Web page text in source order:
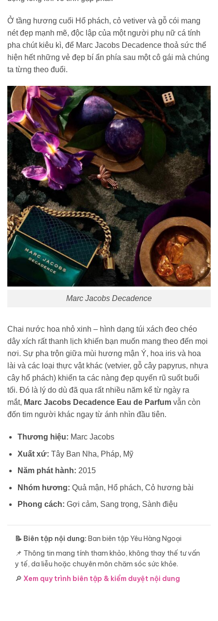
Ở tầng hương cuối Hổ phách, cỏ vetiver và gỗ cói mang
nét đẹp mạnh mẽ, độc lập của một người phụ nữ cá tính
pha chút kiêu kì, để Marc Jacobs Decadence thoả sức thể
hiện hết những vẻ đẹp bí ẩn phía sau một cô gái mà chúng
ta từng theo đuổi.
Marc Jacobs Decadence
Chai nước hoa nhỏ xinh – hình dạng túi xách đeo chéo
dây xích rất thanh lịch khiến bạn muốn mang theo đến mọi
nơi. Sự pha trộn giữa mùi hương mận Ý, hoa iris và hoa
lài và các loại thực vật khác (vetvier, gỗ cây papyrus, nhựa
cây hổ phách) khiến ta các nàng đẹp quyến rũ suốt buổi
tối. Đó là lý do dù đã qua rất nhiều năm kể từ ngày ra
mắt, Marc Jacobs Decadence Eau de Parfum vẫn còn
đốn tim người khác ngay từ ánh nhìn đầu tiên.
Thương hiệu: Marc Jacobs
Xuất xứ: Tây Ban Nha, Pháp, Mỹ
Năm phát hành: 2015
Nhóm hương: Quả mận, Hổ phách, Cỏ hương bài
Phong cách: Gợi cảm, Sang trọng, Sành điệu
📝 Biên tập nội dung: Ban biên tập Yêu Hàng Ngoại
📌 Thông tin mang tính tham khảo, không thay thế tư vấn
y tế, da liễu hoặc chuyên môn chăm sóc sức khỏe.
🔎 Xem quy trình biên tập & kiểm duyệt nội dung